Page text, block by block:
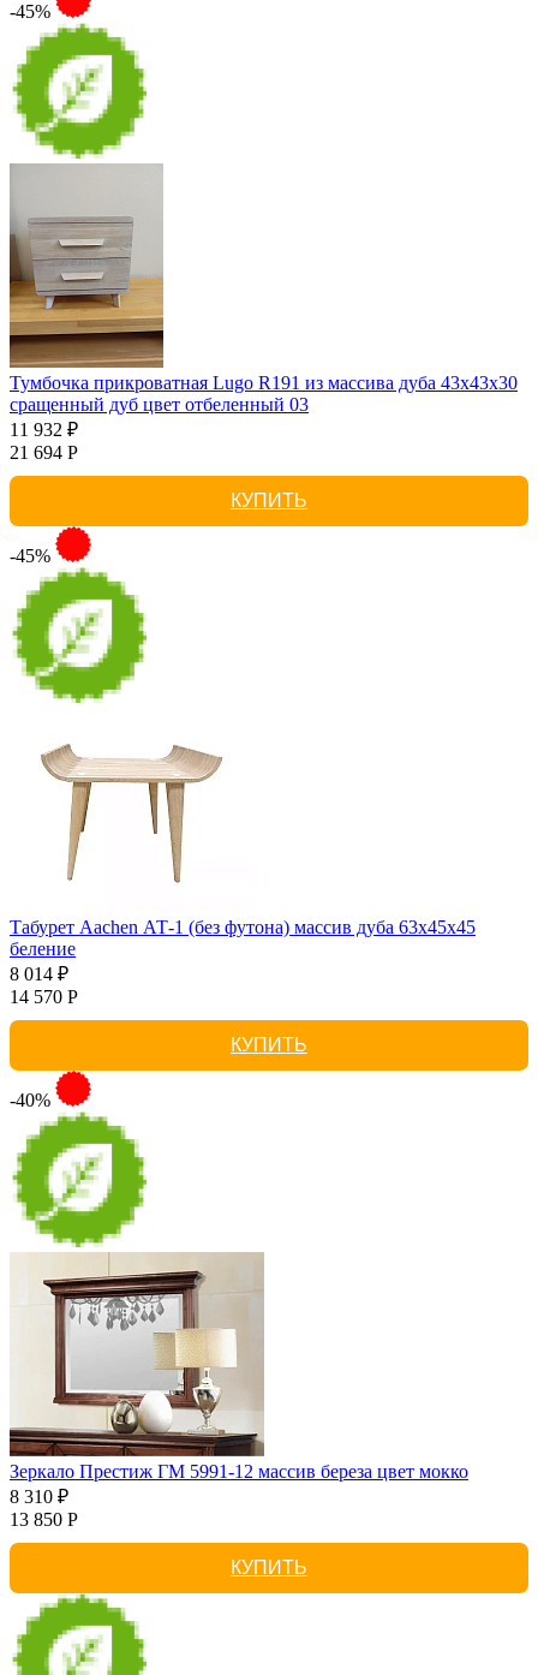
-45%
Тумбочка прикроватная Lugo R191 из массива дуба 43х43х30
сращенный дуб цвет отбеленный 03
11 932 ₽
21 694 Р
КУПИТЬ
-45%
Табурет Aachen АТ-1 (без футона) массив дуба 63х45х45
беление
8 014 ₽
14 570 Р
КУПИТЬ
-40%
Зеркало Престиж ГМ 5991-12 массив береза цвет мокко
8 310 ₽
13 850 Р
КУПИТЬ